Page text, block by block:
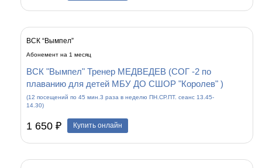
ВСК “Вымпел”
Абонемент на 1 месяц
ВСК "Вымпел" Тренер МЕДВЕДЕВ (СОГ -2 по
плаванию для детей МБУ ДО СШОР "Королев" )
(12 посещений по 45 мин.3 раза в неделю ПН.СР.ПТ. сеанс 13.45-
14.30)
1 650 ₽ Купить онлайн